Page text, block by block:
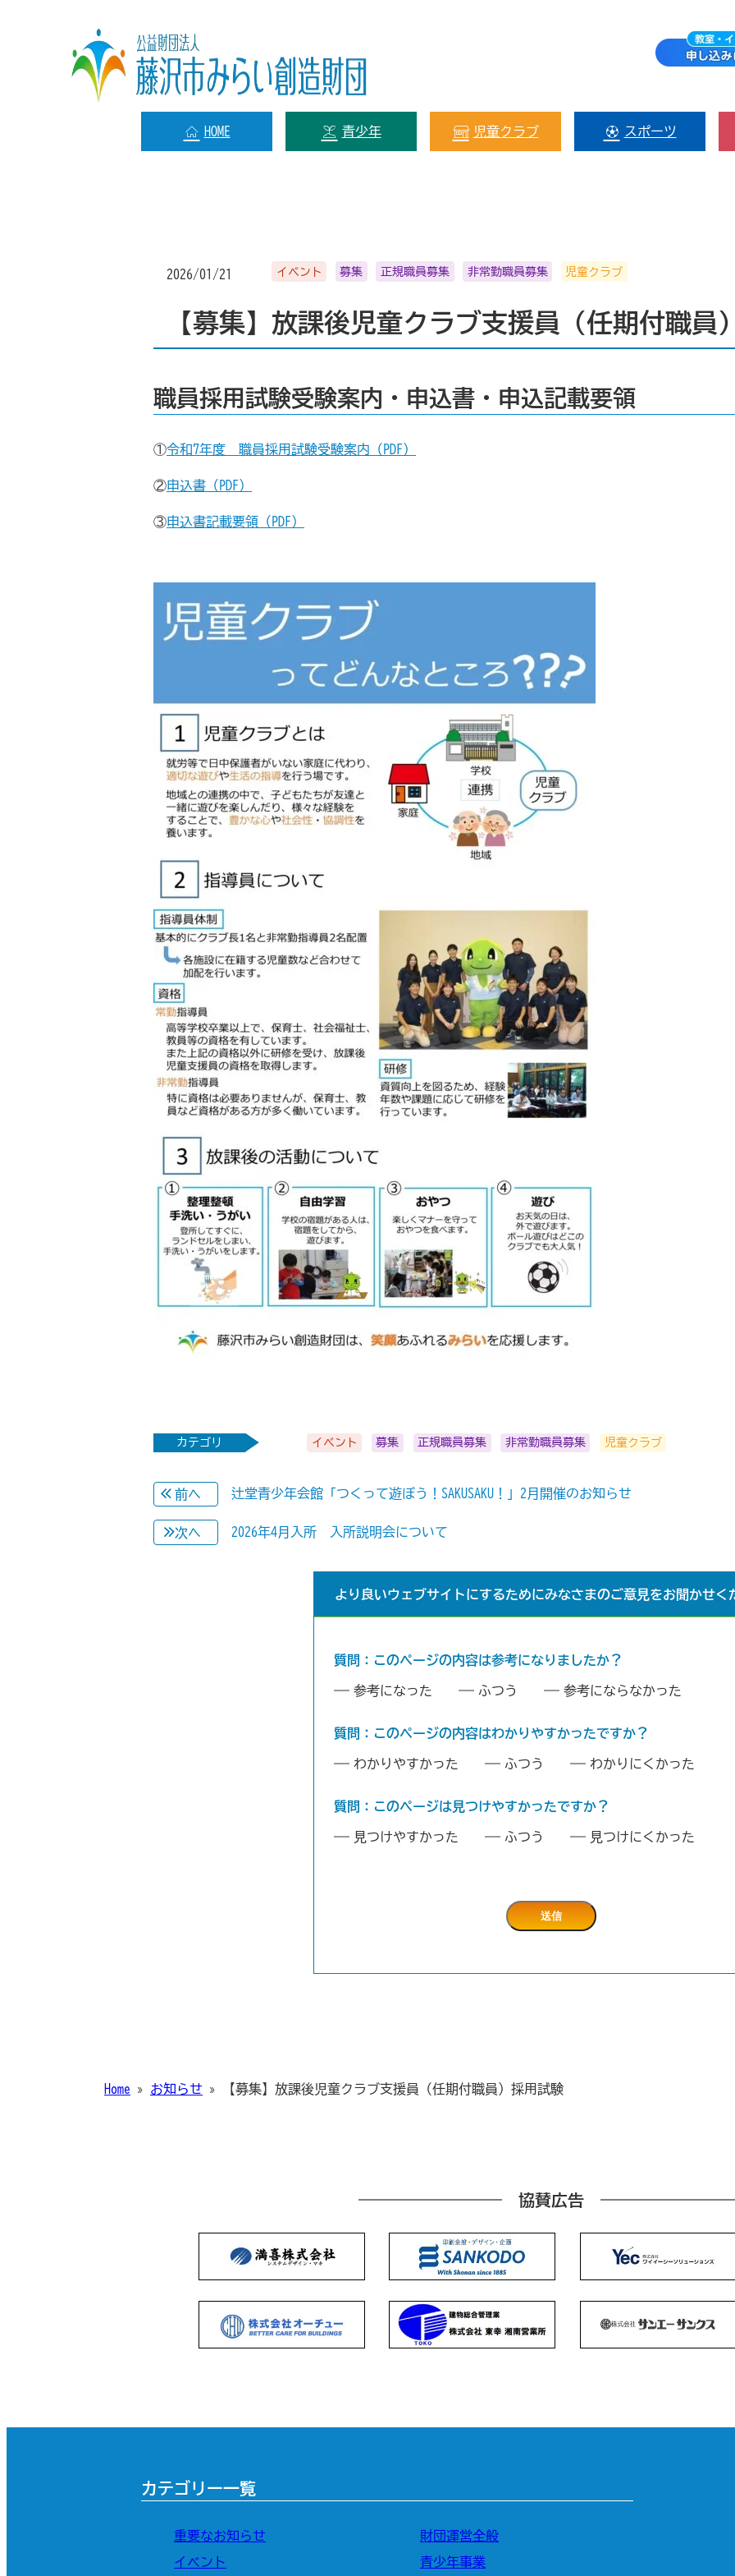
HOME 青少年 児童クラブ スポーツ
2026/01/21 イベント 募集 正規職員募集 非常勤職員募集 児童クラブ
【募集】放課後児童クラブ支援員（任期付職員
職員採用試験受験案内・申込書・申込記載要領
①令和7年度 職員採用試験受験案内（PDF）
②申込書（PDF）
③申込書記載要領（PDF）
カテゴリ イベント 募集 正規職員募集 非常勤職員募集 児童クラブ
前へ 辻堂青少年会館「つくって遊ぼう！SAKUSAKU！」2月開催のお知らせ
次へ 2026年4月入所 入所説明会について
より良いウェブサイトにするためにみなさまのご意見をお聞かせく
質問：このページの内容は参考になりましたか？
参考になった ふつう 参考にならなかった
質問：このページの内容はわかりやすかったですか？
わかりやすかった ふつう わかりにくかった
質問：このページは見つけやすかったですか？
見つけやすかった ふつう 見つけにくかった
Home » お知らせ » 【募集】放課後児童クラブ支援員（任期付職員）採用試験
協賛広告
カテゴリー一覧
重要なお知らせ
イベント
財団運営全般
青少年事業